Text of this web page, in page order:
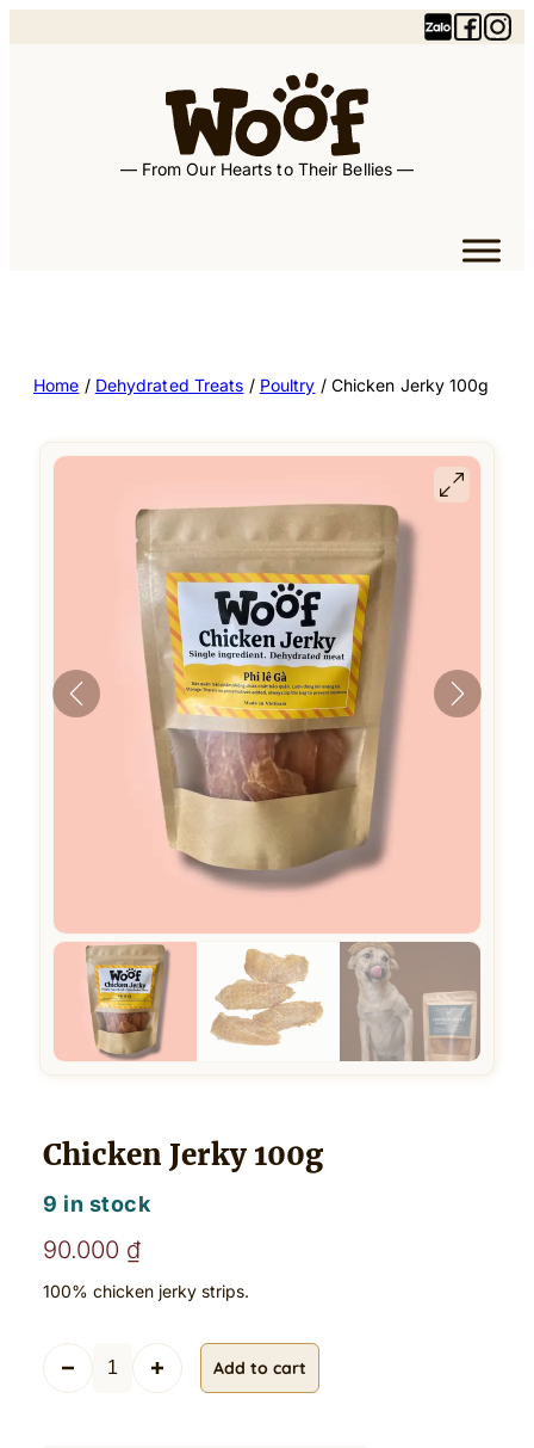
— From Our Hearts to Their Bellies —
Home / Dehydrated Treats / Poultry / Chicken Jerky 100g
Chicken Jerky 100g
9 in stock
90.000 ₫
100% chicken jerky strips.
C
h
Add to cart